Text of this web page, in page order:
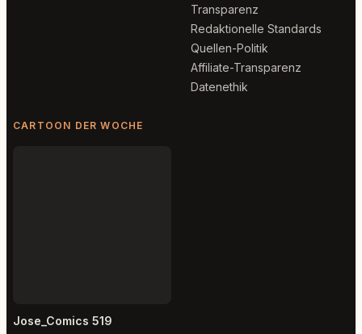
Transparenz
Redaktionelle Standards
Quellen-Politik
Affiliate-Transparenz
Datenethik
CARTOON DER WOCHE
Jose_Comics 519